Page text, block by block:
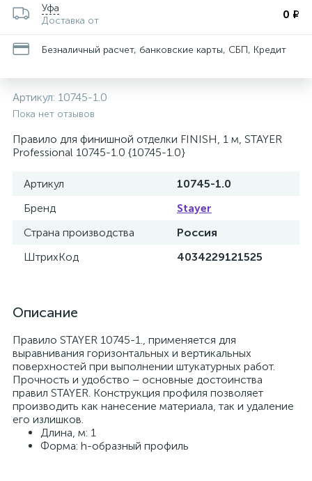
Уфа
Доставка от
0 ₽
Безналичный расчет, банковские карты, СБП, Кредит
Артикул: 10745-1.0
Пока нет отзывов
Правило для финишной отделки FINISH, 1 м, STAYER
Professional 10745-1.0 {10745-1.0}
Артикул
10745-1.0
Бренд
Stayer
Страна производства
Россия
ШтрихКод
4034229121525
Описание
Правило STAYER 10745-1., применяется для
выравнивания горизонтальных и вертикальных
поверхностей при выполнении штукатурных работ.
Прочность и удобство – основные достоинства
правил STAYER. Конструкция профиля позволяет
производить как нанесение материала, так и удаление
его излишков.
Длина, м: 1
Форма: h-образный профиль